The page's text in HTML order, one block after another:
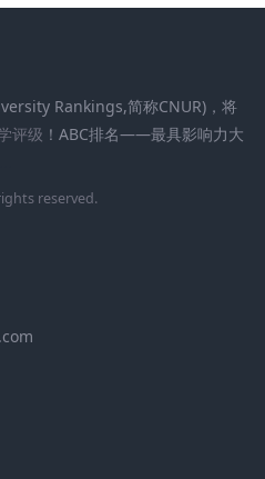
Rankings,简称CNUR)，将
评级 ！ABC排名——最具影响力大
reserved.